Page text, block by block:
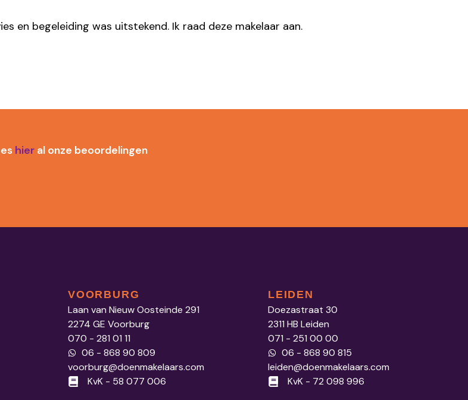
en begeleiding was uitstekend. Ik raad deze makelaar aan.
hier al onze beoordelingen
VOORBURG
Laan van Nieuw Oosteinde 291
2274 GE Voorburg
070 - 281 01 11
06 - 868 90 809
voorburg@doenmakelaars.com
KvK - 58 077 006
LEIDEN
Doezastraat 30
2311 HB Leiden
071 - 251 00 00
06 - 868 90 815
leiden@doenmakelaars.com
KvK - 72 098 996